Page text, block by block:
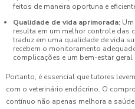
feitos de maneira oportuna e
Qualidade de vida aprimorada:
resulta em um melhor controle das
traduz em uma qualidade de vida
recebem o monitoramento
complicações e um bem-estar geral
Portanto, é essencial que tutores
com o veterinário endócrino. O
contínuo não apenas melhora a